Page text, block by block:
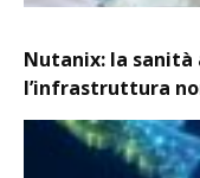
Nutanix: la sanità
l’infrastruttura